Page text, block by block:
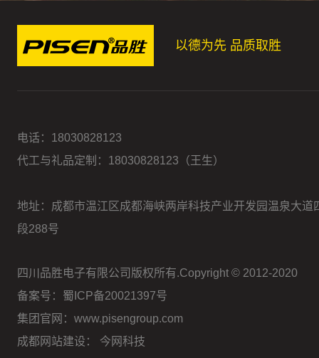
以德为先 品质取胜
电话： 18030828123
代工与礼品定制：18030828123（王生）
地址：成都市温江区成都海峡两岸科技产业开发园温泉大道
段288号
四川品胜电子有限公司版权所有.Copyright © 2012-2020
备案号：蜀ICP备20021397号
集团官网：www.pisengroup.com
成都网站建设：
今网科技